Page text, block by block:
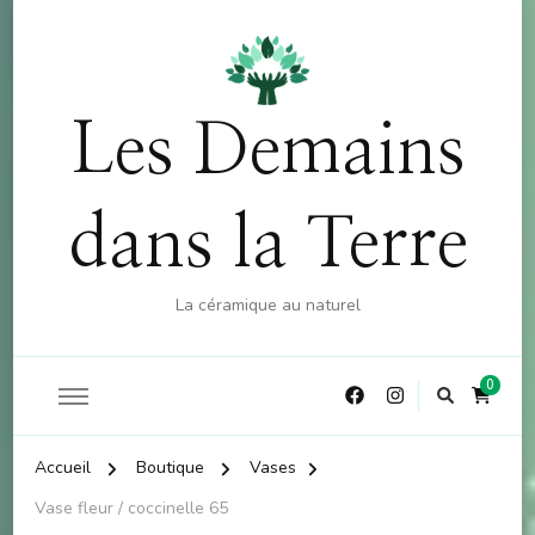
d'achat - CODE : CKDO10
Les Demains
dans la Terre
La céramique au naturel
0
Accueil Boutique
Vases
Vase fleur / coccinelle 65